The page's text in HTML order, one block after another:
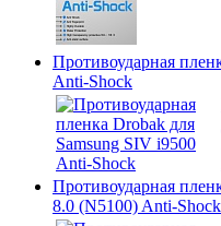
Противоударная
Anti-Shock
Противоударная
8.0 (N5100) Anti-Shock